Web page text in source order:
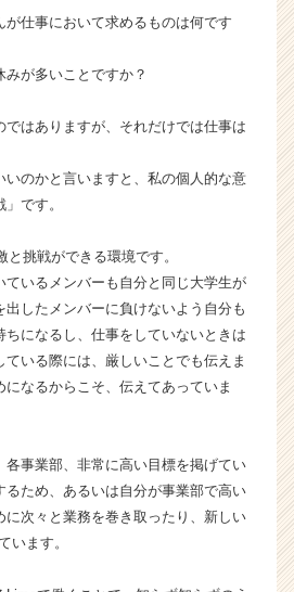
が仕事において求めるものは何です
が多いことですか？
ではありますが、それだけでは仕事は
いのかと言いますと、私の個人的な意
です。
挑戦ができる環境です。
ているメンバーも自分と同じ大学生が
したメンバーに負けないよう自分も
ちになるし、仕事をしていないときは
いる際には、厳しいことでも伝えま
なるからこそ、伝えてあっていま
各事業部、非常に高い目標を掲げてい
るため、あるいは自分が事業部で高い
に次々と業務を巻き取ったり、新しい
います。